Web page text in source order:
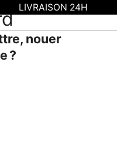
nouer
?
LIVRAISON 24H